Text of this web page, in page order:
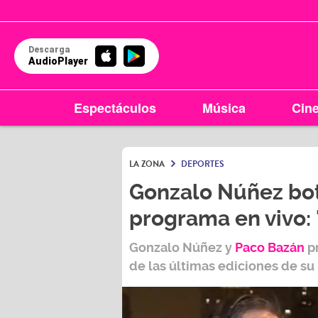
Descarga
AudioPlayer
Espectáculos Música
LA ZONA DEPORTES
Gonzalo Núñez
programa en
Gonzalo Núñez y Paco Bazán
de las últimas ediciones de